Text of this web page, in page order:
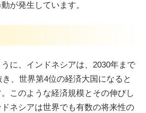
が発生しています。
に、インドネシアは、2030年まで
、世界第4位の経済大国になると
このような経済規模とその伸びし
ネシアは世界でも有数の将来性の